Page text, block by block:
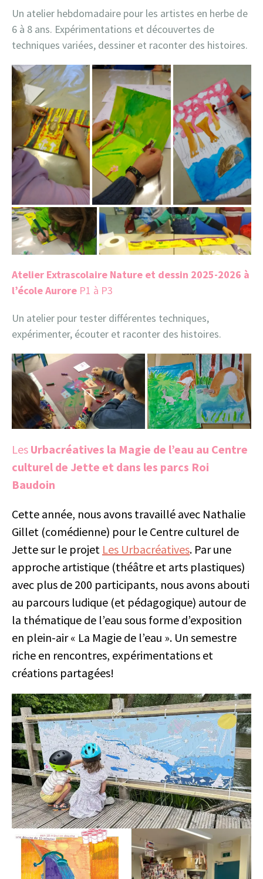
Un atelier hebdomadaire pour les artistes en herbe de
6 à 8 ans. Expérimentations et découvertes de
techniques variées, dessiner et raconter des histoires.
Atelier Extrascolaire Nature et dessin 2025-2026 à
l’école Aurore P1 à P3
Un atelier pour tester différentes techniques,
expérimenter, écouter et raconter des histoires.
Les Urbacréatives la Magie de l’eau au Centre
culturel de Jette et dans les parcs Roi
Baudoin
Cette année, nous avons travaillé avec Nathalie
Gillet (comédienne) pour le Centre culturel de
Jette sur le projet Les Urbacréatives. Par une
approche artistique (théâtre et arts plastiques)
avec plus de 200 participants, nous avons abouti
au parcours ludique (et pédagogique) autour de
la thématique de l’eau sous forme d’exposition
en plein-air « La Magie de l’eau ». Un semestre
riche en rencontres, expérimentations et
créations partagées!